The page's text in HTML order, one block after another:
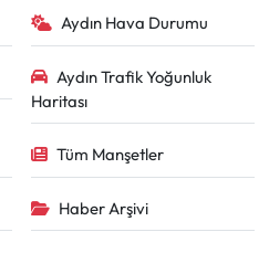
Aydın Hava Durumu
Aydın Trafik Yoğunluk
Haritası
Tüm Manşetler
Haber Arşivi